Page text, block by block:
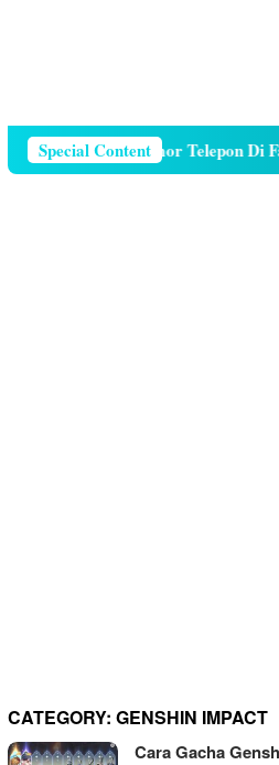
Special Content
Menghapus Nomor Telepon Di
CATEGORY: GENSHIN IMPACT
Cara Gacha